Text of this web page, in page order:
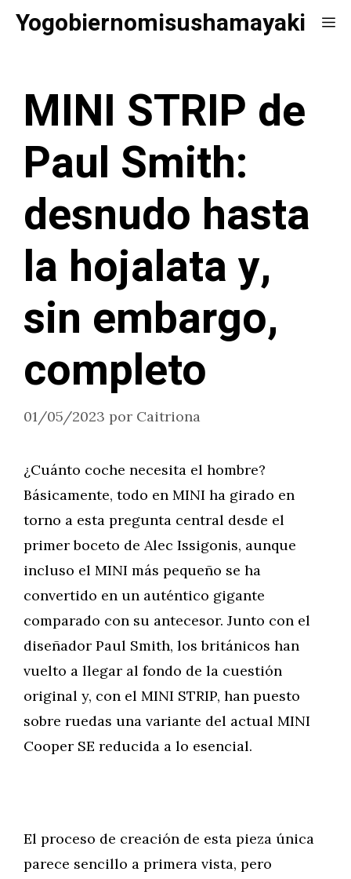
SaltarYogobiernomisushamayaki
MINI STRIP de
Paul Smith:
desnudo hasta
la hojalata y,
sin embargo,
completo
01/05/2023 por Caitriona
¿Cuánto coche necesita el hombre?
Básicamente, todo en MINI ha girado en
torno a esta pregunta central desde el
primer boceto de Alec Issigonis, aunque
incluso el MINI más pequeño se ha
convertido en un auténtico gigante
comparado con su antecesor. Junto con el
diseñador Paul Smith, los británicos han
vuelto a llegar al fondo de la cuestión
original y, con el MINI STRIP, han puesto
sobre ruedas una variante del actual MINI
Cooper SE reducida a lo esencial.
El proceso de creación de esta pieza única
parece sencillo a primera vista, pero